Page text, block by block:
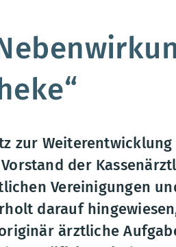
zur
der
Vereinigungen
darauf
ärztliche